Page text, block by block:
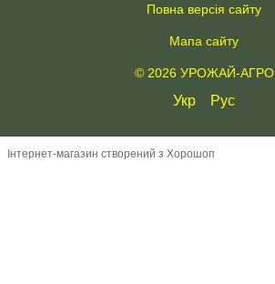
Повна версія сайту
Мапа сайту
© 2026 УРОЖАЙ-АГРО
Укр Рус
Інтернет-магазин створений з Хорошоп